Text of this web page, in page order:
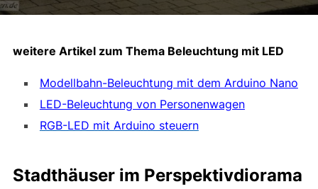
weitere Artikel zum Thema Beleuchtung mit LED
Modellbahn-Beleuchtung mit dem Arduino Nano
LED-Beleuchtung von Personenwagen
RGB-LED mit Arduino steuern
Stadthäuser im Perspektivdiorama